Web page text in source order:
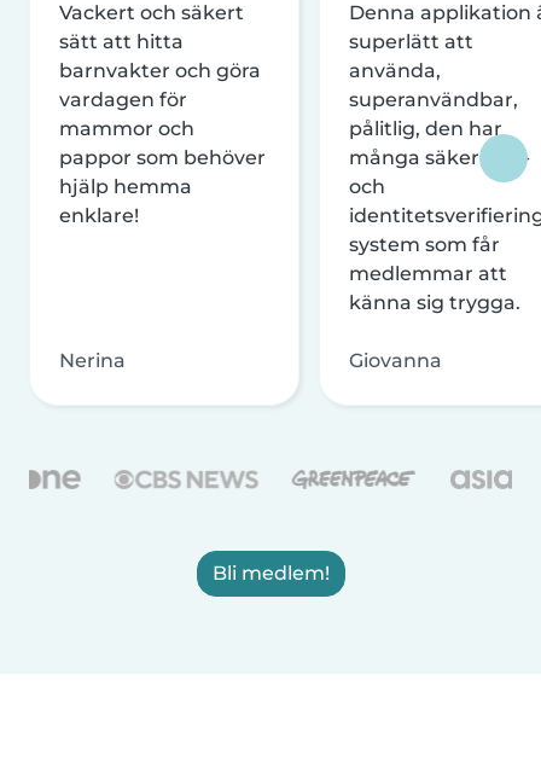
Vackert och säkert
sätt att hitta
barnvakter och göra
vardagen för
mammor och
pappor som behöver
hjälp hemma
enklare!
Nerina
Denna applikation
superlätt att
använda,
superanvändbar,
pålitlig, den har
många säkerhets-
och
system som får
medlemmar att
känna sig trygga.
Giovanna
Bli medlem!